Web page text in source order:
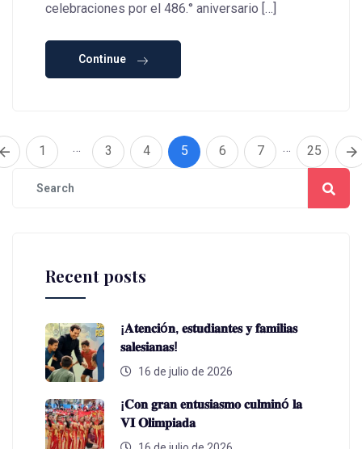
celebraciones por el 486.° aniversario […]
Continue
1 … 3 4 5 6 7 … 25
Recent posts
¡𝐀𝐭𝐞𝐧𝐜𝐢ó𝐧, 𝐞𝐬𝐭𝐮𝐝𝐢𝐚𝐧𝐭𝐞𝐬 𝐲 𝐟𝐚𝐦𝐢𝐥𝐢𝐚𝐬
𝐬𝐚𝐥𝐞𝐬𝐢𝐚𝐧𝐚𝐬!
16 de julio de 2026
¡𝐂𝐨𝐧 𝐠𝐫𝐚𝐧 𝐞𝐧𝐭𝐮𝐬𝐢𝐚𝐬𝐦𝐨 𝐜𝐮𝐥𝐦𝐢𝐧ó 𝐥𝐚
𝐕𝐈 𝐎𝐥𝐢𝐦𝐩𝐢𝐚𝐝𝐚